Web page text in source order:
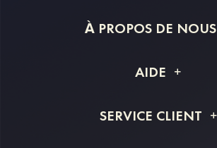
À PROPOS DE NOUS
Livraison
AIDE
Retour et remboursement
SERVICE CLIENT